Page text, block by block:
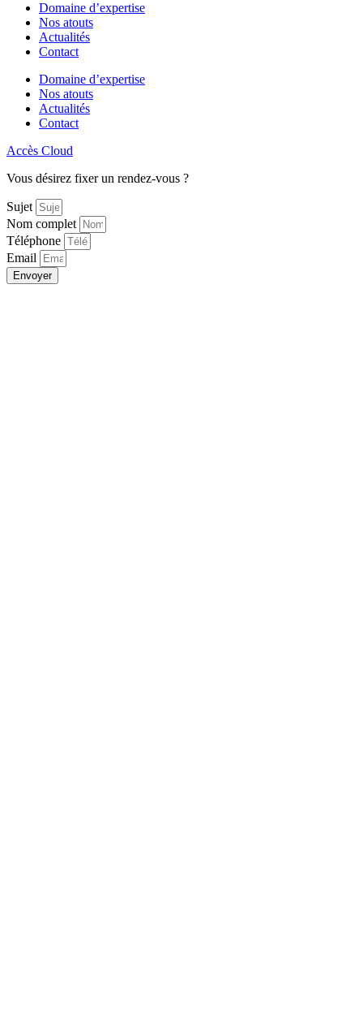
Domaine d’expertise
Nos atouts
Actualités
Contact
Domaine d’expertise
Nos atouts
Actualités
Contact
Accès Cloud
Vous désirez fixer un rendez-vous ?
Sujet
Nom complet
Téléphone
Email
Envoyer